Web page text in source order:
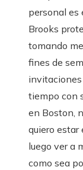
personal es
Brooks
tomando
fines de
tiempo con
en Boston,
quiero estar
luego ver a
como sea